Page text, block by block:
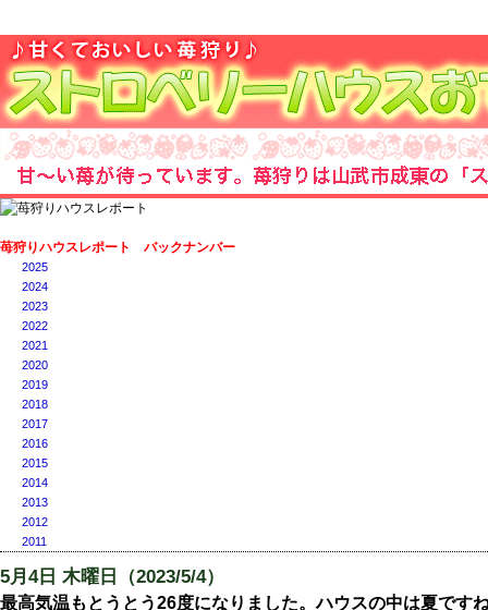
苺狩りハウスレポート バックナンバー
2025
2024
2023
2022
2021
2020
2019
2018
2017
2016
2015
2014
2013
2012
2011
5月4日 木曜日（2023/5/4）
最高気温もとうとう26度になりました。ハウスの中は夏です